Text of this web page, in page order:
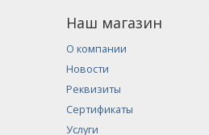
Наш магазин
О компании
Новости
Реквизиты
Сертификаты
Услуги